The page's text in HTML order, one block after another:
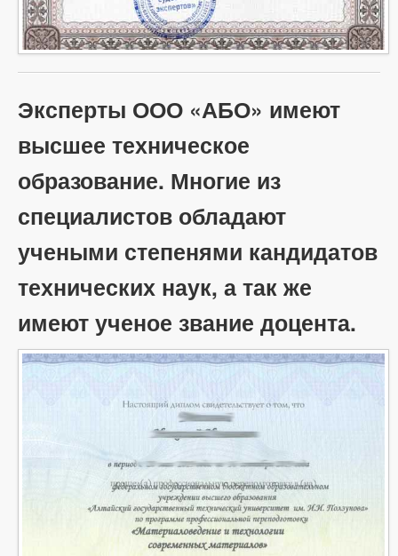
Эксперты ООО «АБО» имеют
высшее техническое
образование. Многие из
специалистов обладают
учеными степенями кандидатов
технических наук, а так же
имеют ученое звание доцента.